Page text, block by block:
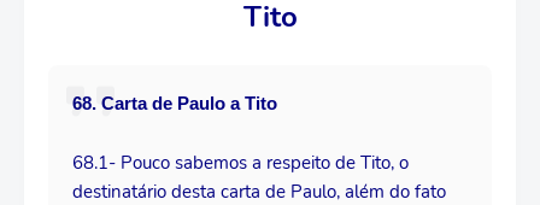
Tito
68. Carta de Paulo a Tito
68.1- Pouco sabemos a respeito de Tito, o
destinatário desta carta de Paulo, além do fato